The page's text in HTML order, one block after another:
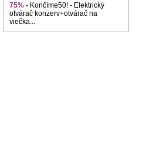
75% - Končíme50! - Elektrický
otvárač konzerv+otvárač na
viečka...